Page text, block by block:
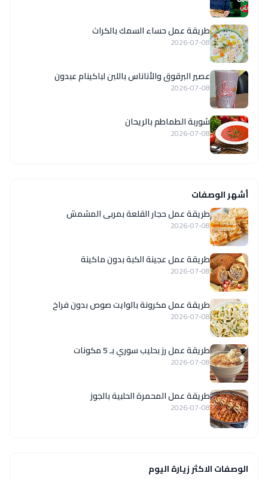
طريقة عمل حساء السمك بالكراث
2026-07-08
عصير البرقوق والأناناس باللبن لباكينام عبدون
2026-07-08
شوربة الطماطم بالريحان
2026-07-08
أشهر الوصفات
طريقة عمل حجار القلعة بمربى المشمش
2026-07-08
طريقة عمل عجينة الكبة بدون ماكينة
2026-07-08
طريقة عمل مكرونة بالوايت صوص بدون فراخ
2026-07-08
طريقة عمل رز بحليب سوري بـ 5 مكونات
2026-07-08
طريقة عمل المحمرة الحلبية بالجوز
2026-07-08
الوصفات الاكثر زيارة اليوم